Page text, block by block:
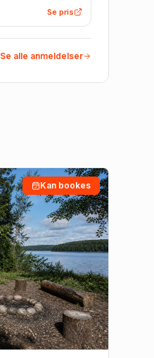
Se pris
Se alle anmeldelser
Kan bookes